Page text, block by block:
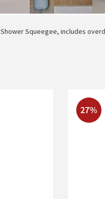
Shower Squeegee, includes
27%